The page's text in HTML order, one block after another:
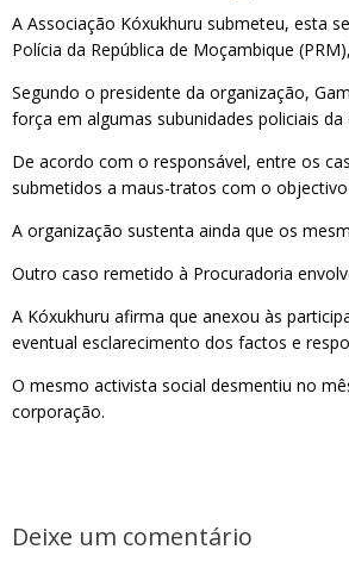
A Associação Kóxukhuru submeteu, esta
Polícia da República de Moçambique
Segundo o presidente da organização,
força em algumas subunidades policiais
De acordo com o responsável, entre os
submetidos a maus-tratos com o
A organização sustenta ainda que os
Outro caso remetido à Procuradoria
A Kóxukhuru afirma que anexou às
eventual esclarecimento dos factos e
O mesmo activista social desmentiu no
corporação.
Deixe um comentário